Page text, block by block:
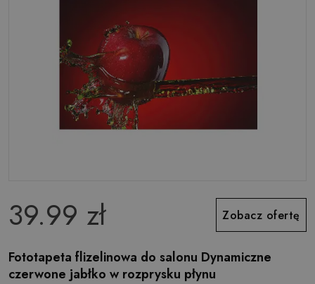
39.99 zł Zobacz ofertę
Fototapeta flizelinowa do salonu Dynamiczne
czerwone jabłko w rozprysku płynu